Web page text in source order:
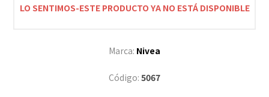
LO SENTIMOS-ESTE PRODUCTO YA NO ESTÁ DISPONIBLE
Marca: Nivea
Código: 5067